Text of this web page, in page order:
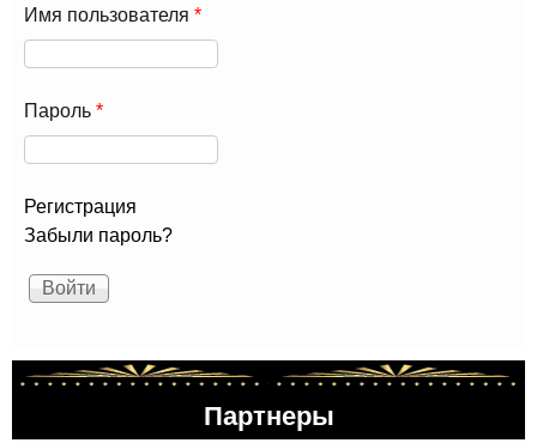
Имя пользователя *
Пароль *
Регистрация
Забыли пароль?
Партнеры